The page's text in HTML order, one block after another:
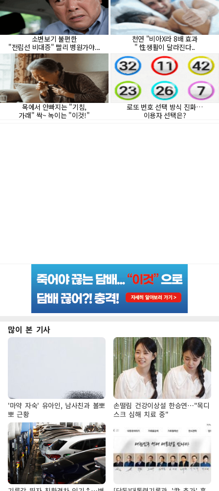
많이 본 기사
'마약 자숙' 유아인, 남사친과 볼뽀
뽀 근황
손떨림 건강이상설 한승연…"목디
스크 심해 치료 중"